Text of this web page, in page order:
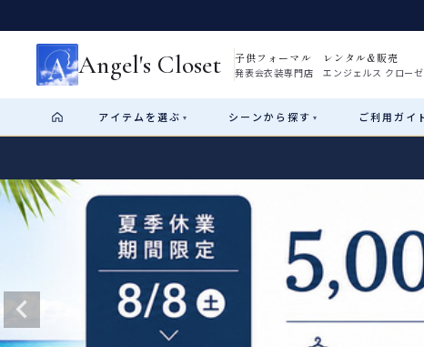
Angel's Closet 子供フォーマル レンタル&販売
発表会衣装専門店 エンジェルス クロー
アイテム を選ぶ ▾ シーンから探す ▾ ご利用ガイ
レンタル
Start はじめに
ショップガイド（総合案内）
レンタル・販売の入口
サイズの選び方
測り方と目安